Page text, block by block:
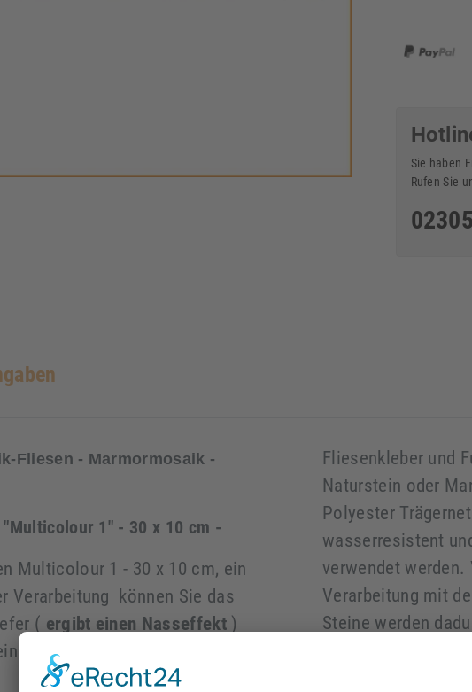
Sie haben
Rufen Sie
Fliesen - Marmormosaik -
1" - 30 x 10 cm -
Multicolour 1 - 30 x 10 cm, ein
Verarbeitung können Sie das
( ergibt einen Nasseffekt)
Natursteinversiegelung
Fliesenkleber und
Naturstein oder
Polyester
wasserresistent
verwendet
Verarbeitung mit
Steine werden
Mosaikfliesen.
dieses Mosaik